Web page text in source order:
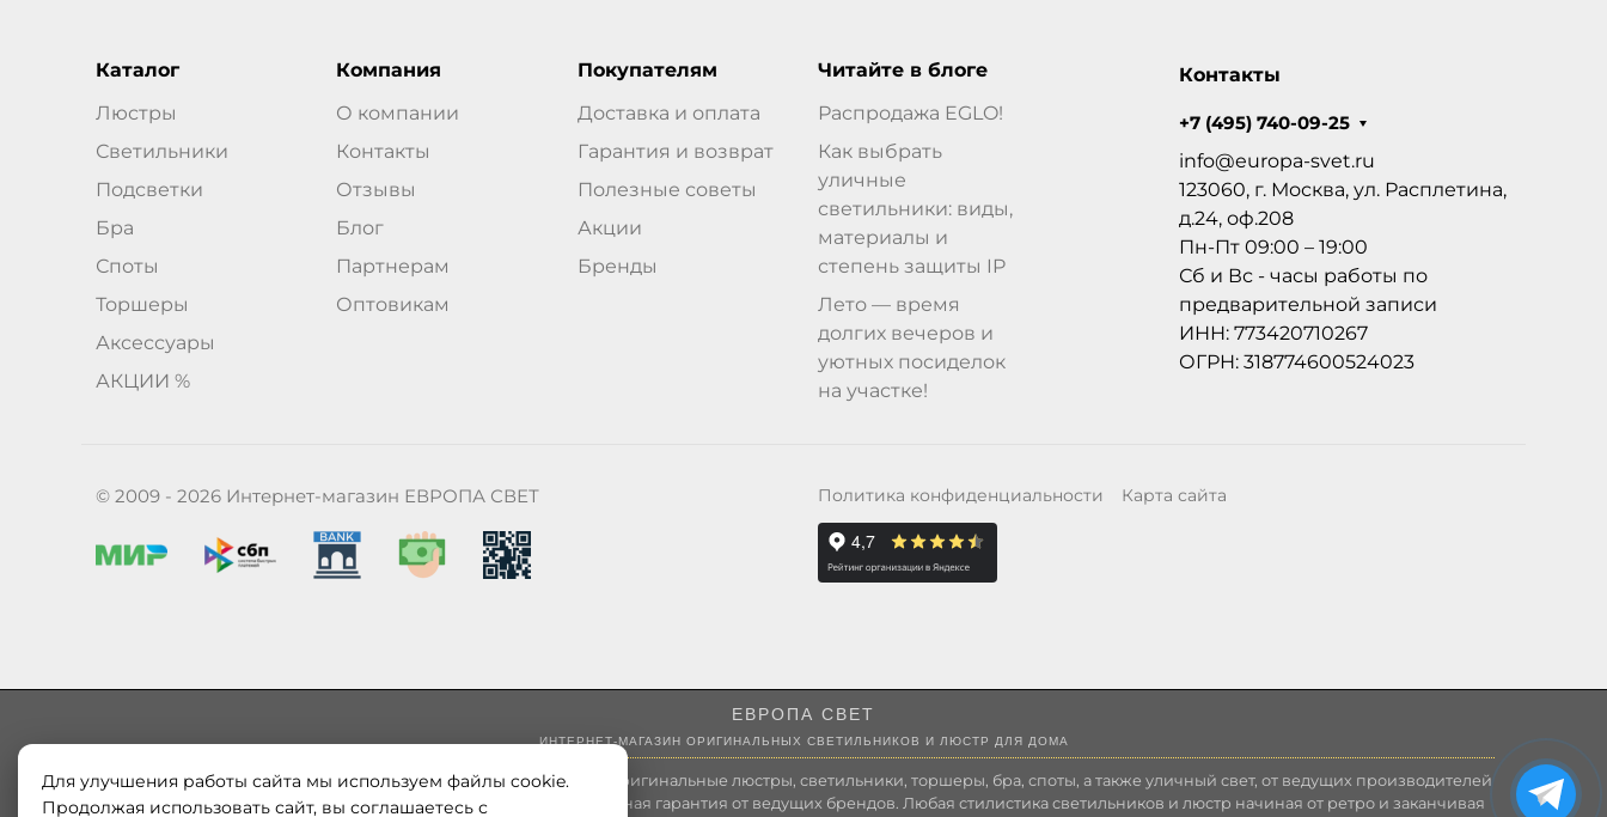
Каталог
Люстры
Светильники
Подсветки
Бра
Споты
Торшеры
Аксессуары
АКЦИИ %
Компания
О компании
Контакты
Отзывы
Блог
Партнерам
Оптовикам
Покупателям
Доставка и оплата
Гарантия и возврат
Полезные советы
Акции
Бренды
Читайте в блоге
Распродажа EGLO!
Как выбрать
уличные
светильники: виды,
материалы и
степень защиты IP
Лето — время
долгих вечеров и
уютных посиделок
на участке!
Контакты
+7 (495) 740-09-25
info@europa-svet.ru
123060, г. Москва, ул. Расплетина,
д.24, оф.208
Пн-Пт 09:00 – 19:00
Сб и Вс - часы работы по
предварительной записи
ИНН: 773420710267
ОГРН: 318774600524023
© 2009 - 2026 Интернет-магазин ЕВРОПА СВЕТ Политика конфиденциальности Карта сайта
ЕВРОПА СВЕТ
ИНТЕРНЕТ-МАГАЗИН ОРИГИНАЛЬНЫХ СВЕТИЛЬНИКОВ И ЛЮСТР ДЛЯ ДОМА
Наш магазин «ЕВРОПА СВЕТ» поставляет и продает в России оригинальные люстры, светильники, торшеры, бра, споты, а также уличный свет, от ведущих производителей
Европы и России. Только оригинальная продукция. Полноценная гарантия от ведущих брендов. Любая стилистика светильников и люстр начиная от ретро и заканчивая
Для улучшения работы сайта мы используем файлы cookie.
Продолжая использовать сайт, вы соглашаетесь с